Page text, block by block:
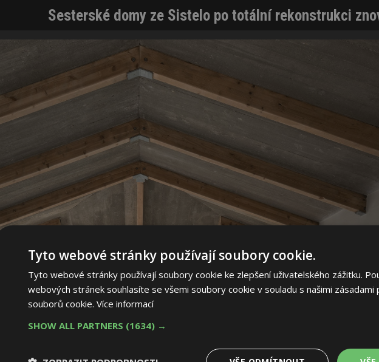
Sesterské domy ze Sistelo po totální rekonstrukci
Tyto webové stránky používají soubory cookie.
Tyto webové stránky používají soubory cookie ke zlepšení uživatelského zážitku.
webových stránek souhlasíte se všemi soubory cookie v souladu s našimi zásadami
souborů cookie. Více informací
SHOW ALL PARTNERS (1634) →